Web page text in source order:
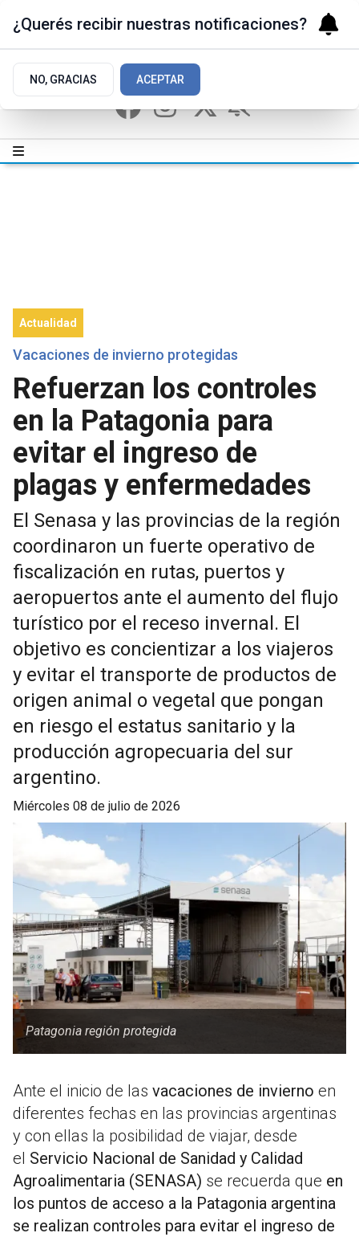
Actualidad
Vacaciones de invierno protegidas
Refuerzan los controles
en la Patagonia para
evitar el ingreso de
plagas y enfermedades
El Senasa y las provincias de la región
coordinaron un fuerte operativo de
fiscalización en rutas, puertos y
aeropuertos ante el aumento del flujo
turístico por el receso invernal. El
objetivo es concientizar a los viajeros
y evitar el transporte de productos de
origen animal o vegetal que pongan
en riesgo el estatus sanitario y la
producción agropecuaria del sur
argentino.
miércoles 08 de julio de 2026
Patagonia región protegida
Ante el inicio de las vacaciones de invierno en
diferentes fechas en las provincias argentinas
y con ellas la posibilidad de viajar, desde
el Servicio Nacional de Sanidad y Calidad
Agroalimentaria (SENASA) se recuerda que en
los puntos de acceso a la Patagonia argentina
se realizan controles para evitar el ingreso de
¿Querés recibir nuestras notificaciones?
NO, GRACIAS ACEPTAR